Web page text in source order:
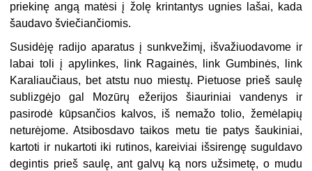
priekinę angą matėsi į žolę krintantys ugnies lašai, kada
šaudavo šviečiančiomis.
Susidėję radijo aparatus į sunkvežimį, išvažiuodavome ir
labai toli į apylinkes, link Ragainės, link Gumbinės, link
Karaliaučiaus, bet atstu nuo miestų. Pietuose prieš saulę
sublizgėjo gal Mozūrų ežerijos šiauriniai vandenys ir
pasirodė kūpsančios kalvos, iš nemažo tolio, žemėlapių
neturėjome. Atsibosdavo taikos metu tie patys šaukiniai,
kartoti ir nukartoti iki rutinos, kareiviai išsirengę suguldavo
degintis prieš saulę, ant galvų ką nors užsimetę, o mudu